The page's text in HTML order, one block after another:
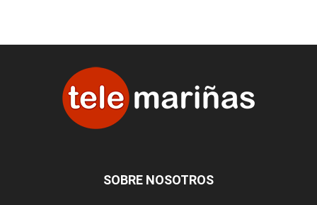
SOBRE NOSOTROS